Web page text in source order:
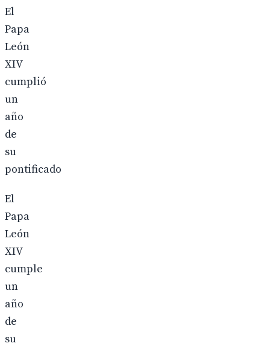
El
Papa
León
XIV
cumplió
un
año
de
su
pontificado
El
Papa
León
XIV
cumple
un
año
de
su